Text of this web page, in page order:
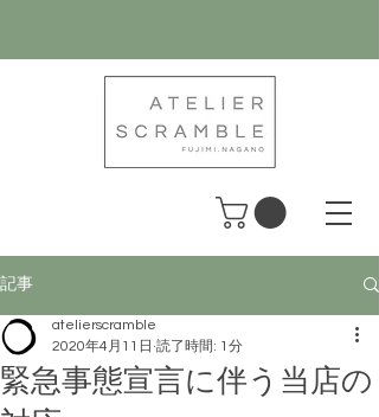
記事
緊急事態宣言に伴う当店の
atelierscramble
2020年4月11日 読了時間: 1分